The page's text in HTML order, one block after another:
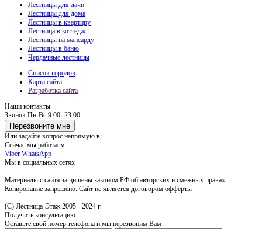
Лестницы для дачи
Лестницы для дома
Лестницы в квартиру
Лестница в коттедж
Лестницы на мансарду
Лестницы в баню
Чердачные лестницы
Список городов
Карта сайта
Разработка сайта
Наши контакты
Звонок Пн-Вс 9:00- 23:00
Перезвоните мне
Или задайте вопрос напрямую в:
Сейчас мы работаем
Viber WhatsApp
Мы в социальных сетях
Материалы с сайта защищены законом РФ об авторских и смежных правах.
Копирование запрещено. Сайт не является договором офферты
(С) Лестница-Этаж 2005 - 2024 г.
Получить консультацию
Оставьте свой номер телефона и мы перезвоним Вам